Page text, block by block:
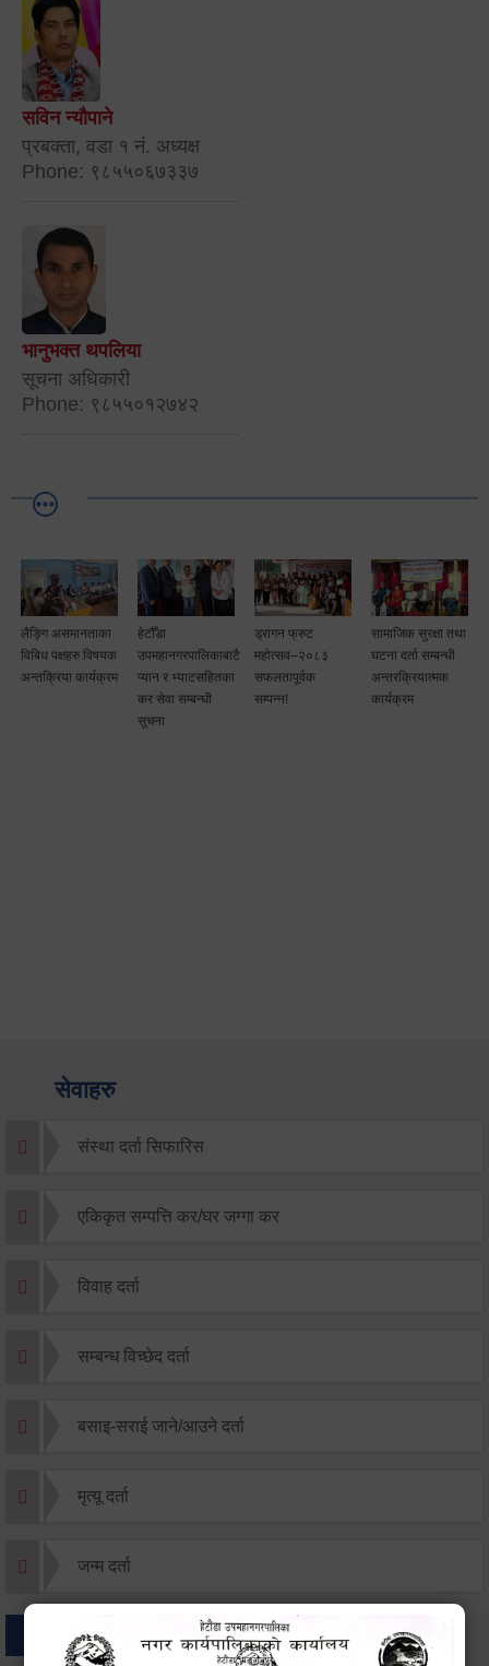
सविन न्यौपाने
प्रबक्ता, वडा १ नं. अध्यक्ष
Phone: ९८५५०६७३३७
भानुभक्त थपलिया
सूचना अधिकारी
Phone: ९८५५०१२७४२
लैङ्गि असमानताका
विबिध पक्षहरु विषयक
अन्तक्रिया कार्यक्रम
हेटौँडा
उपमहानगरपालिकाबाटै
प्यान र भ्याटसहितका
कर सेवा सम्बन्धी
सूचना
ड्रागन फ्रुट
महोत्सव–२०८३
सफलतापूर्वक
सम्पन्न!
सामाजिक सुरक्षा तथा
घटना दर्ता सम्बन्धी
अन्तरक्रियात्मक
कार्यक्रम
सेवाहरु
संस्था दर्ता सिफारिस
एकिकृत सम्पत्ति कर/घर जग्गा कर
विवाह दर्ता
सम्बन्ध विच्छेद दर्ता
बसाइ-सराई जाने/आउने दर्ता
मृत्यू दर्ता
जन्म दर्ता